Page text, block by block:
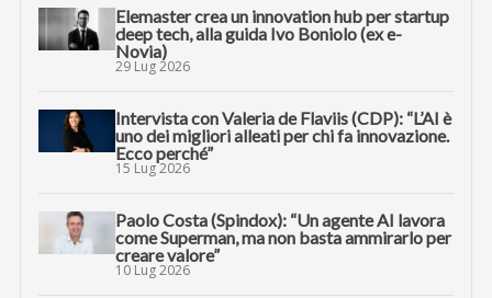
Elemaster crea un innovation hub per startup
deep tech, alla guida Ivo Boniolo (ex e-
Novia)
29 Lug 2026
Intervista con Valeria de Flaviis (CDP): “L’AI è
uno dei migliori alleati per chi fa innovazione.
Ecco perché”
15 Lug 2026
Paolo Costa (Spindox): “Un agente AI lavora
come Superman, ma non basta ammirarlo per
creare valore”
10 Lug 2026